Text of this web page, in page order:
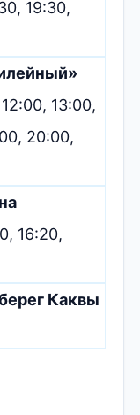
19:30,
13:00,
20:00,
16:20,
Каквы